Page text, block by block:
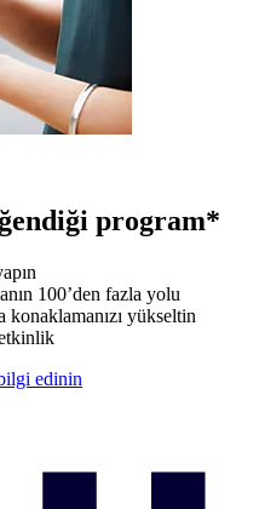
program*
100’den fazla yolu
yükseltin
edinin